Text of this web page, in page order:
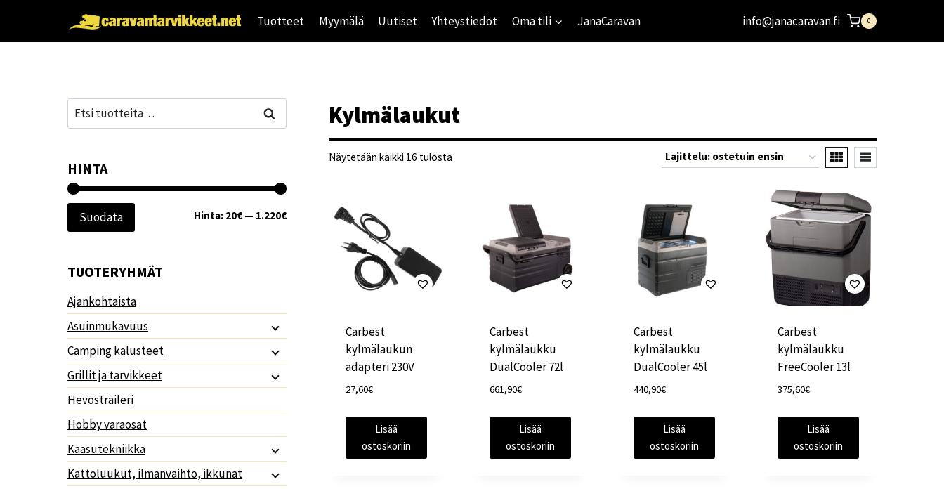
Tuotteet Myymälä Uutiset Yhteystiedot Oma tili JanaCaravan info@janacaravan.fi 0
Kylmälaukut
Näytetään kaikki 16 tulostaSuosituimmat
Carbest
kylmälaukun
adapteri 230V
27,60€
Lisää
ostoskoriin
Carbest
kylmälaukku
DualCooler 72l
661,90€
Lisää
ostoskoriin
Carbest
kylmälaukku
DualCooler 45l
440,90€
Lisää
ostoskoriin
Carbest
kylmälaukku
FreeCooler 13l
375,60€
Lisää
ostoskoriin
Etsi: Haku
HINTA
Minimihinta
Maksimihinta
Suodata Hinta: 20€ — 1.220€
TUOTERYHMÄT
Ajankohtaista
Asuinmukavuus
Camping kalusteet
Grillit ja tarvikkeet
Hevostraileri
Hobby varaosat
Kaasutekniikka
Kattoluukut, ilmanvaihto, ikkunat